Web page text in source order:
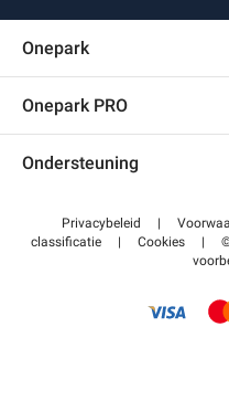
Onepark
Onepark PRO
Word partner van Onepark
Ondersteuning
Helpcentrum
Betalen voor parkeren FLOW
Privacybeleid |
classificatie
| Cookies |